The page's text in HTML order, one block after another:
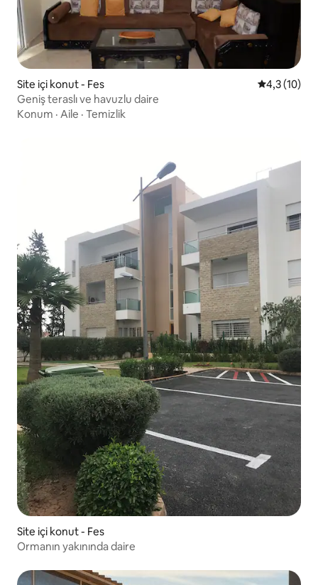
Site içi konut - Fes 54,3 (10)
Geniş teraslı ve havuzlu daire
Konum · Aile · Temizlik
Site içi konut - Fes
Ormanın yakınında daire